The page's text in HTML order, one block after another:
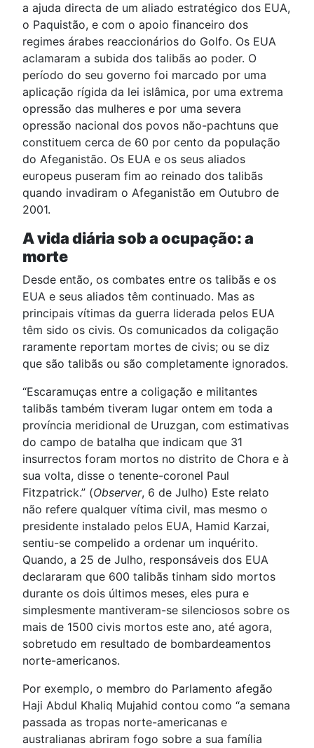
a ajuda directa de um aliado estratégico dos EUA,
o Paquistão, e com o apoio financeiro dos
regimes árabes reaccionários do Golfo. Os EUA
aclamaram a subida dos talibãs ao poder. O
período do seu governo foi marcado por uma
aplicação rígida da lei islâmica, por uma extrema
opressão das mulheres e por uma severa
opressão nacional dos povos não-pachtuns que
constituem cerca de 60 por cento da população
do Afeganistão. Os EUA e os seus aliados
europeus puseram fim ao reinado dos talibãs
quando invadiram o Afeganistão em Outubro de
2001.
A vida diária sob a ocupação: a
morte
Desde então, os combates entre os talibãs e os
EUA e seus aliados têm continuado. Mas as
principais vítimas da guerra liderada pelos EUA
têm sido os civis. Os comunicados da coligação
raramente reportam mortes de civis; ou se diz
que são talibãs ou são completamente ignorados.
“Escaramuças entre a coligação e militantes
talibãs também tiveram lugar ontem em toda a
província meridional de Uruzgan, com estimativas
do campo de batalha que indicam que 31
insurrectos foram mortos no distrito de Chora e à
sua volta, disse o tenente-coronel Paul
Fitzpatrick.” (Observer, 6 de Julho) Este relato
não refere qualquer vítima civil, mas mesmo o
presidente instalado pelos EUA, Hamid Karzai,
sentiu-se compelido a ordenar um inquérito.
Quando, a 25 de Julho, responsáveis dos EUA
declararam que 600 talibãs tinham sido mortos
durante os dois últimos meses, eles pura e
simplesmente mantiveram-se silenciosos sobre os
mais de 1500 civis mortos este ano, até agora,
sobretudo em resultado de bombardeamentos
norte-americanos.
Por exemplo, o membro do Parlamento afegão
Haji Abdul Khaliq Mujahid contou como “a semana
passada as tropas norte-americanas e
australianas abriram fogo sobre a sua família